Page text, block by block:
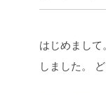
はじめまして。
しました。